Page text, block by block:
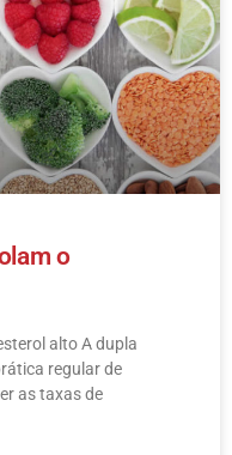
o
alto​ A dupla
regular de
as taxas de